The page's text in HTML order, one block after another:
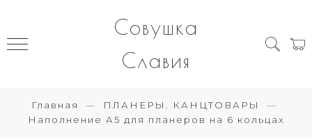
Совушка
Славия
Главная
ПЛАНЕРЫ. КАНЦТОВАРЫ
Наполнение А5 для планеров на 6 кольцах